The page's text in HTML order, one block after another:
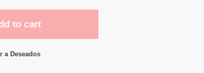
to cart
a Deseados